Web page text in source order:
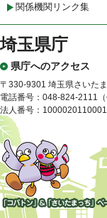
関係機関リンク集
埼玉県庁
県庁へのアクセス
〒330-9301 埼玉県さいた
電話番号：048-824-2111（
法人番号：1000020110001
「コバトン」&「さい